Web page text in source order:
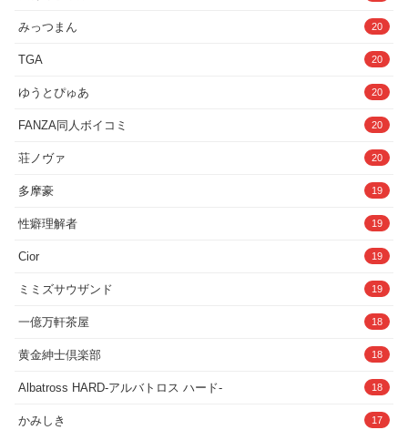
みっつまん 20
TGA 20
ゆうとぴゅあ 20
FANZA同人ボイコミ 20
荘ノヴァ 20
多摩豪 19
性癖理解者 19
Cior 19
ミミズサウザンド 19
一億万軒茶屋 18
黄金紳士倶楽部 18
Albatross HARD‐アルバトロス ハード‐ 18
かみしき 17